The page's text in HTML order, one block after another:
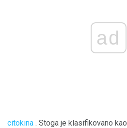
ad
citokina . Stoga je klasifikovano kao